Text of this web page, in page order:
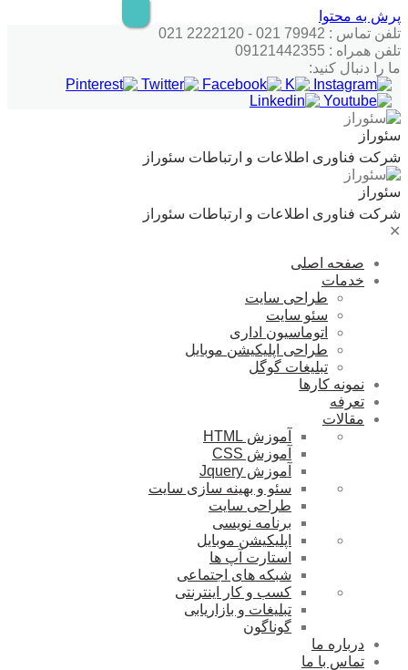
پرش به محتوا
تلفن تماس : 79942 021 - 2222120 021
تلفن همراه : 09121442355
ما را دنبال کنید:
سئوراز
شرکت فناوری اطلاعات و ارتباطات سئوراز
سئوراز
شرکت فناوری اطلاعات و ارتباطات سئوراز
✕
صفحه اصلی
خدمات
طراحی سایت
سئو سایت
اتوماسیون اداری
طراحی اپلیکیشن موبایل
تبلیغات گوگل
نمونه کارها
تعرفه
مقالات
آموزش HTML
آموزش CSS
آموزش Jquery
سئو و بهینه سازی سایت
طراحی سایت
برنامه نویسی
اپلیکیشن موبایل
استارت آپ ها
شبکه های اجتماعی
کسب و کار اینترنتی
تبلیغات و بازاریابی
گوناگون
درباره ما
تماس با ما